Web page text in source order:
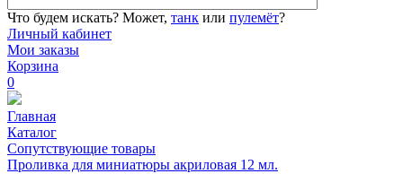
Что будем искать? Может, танк или пулемёт?
Личный кабинет
Мои заказы
Корзина
0
Главная
Каталог
Сопутствующие товары
Проливка для миниатюры акриловая 12 мл.